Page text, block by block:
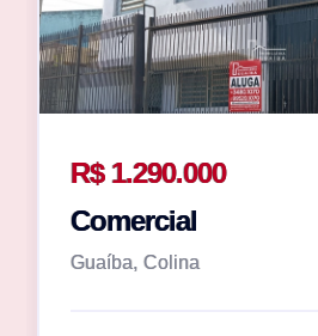
R$ 1.290.000
Comercial
Guaíba, Colina